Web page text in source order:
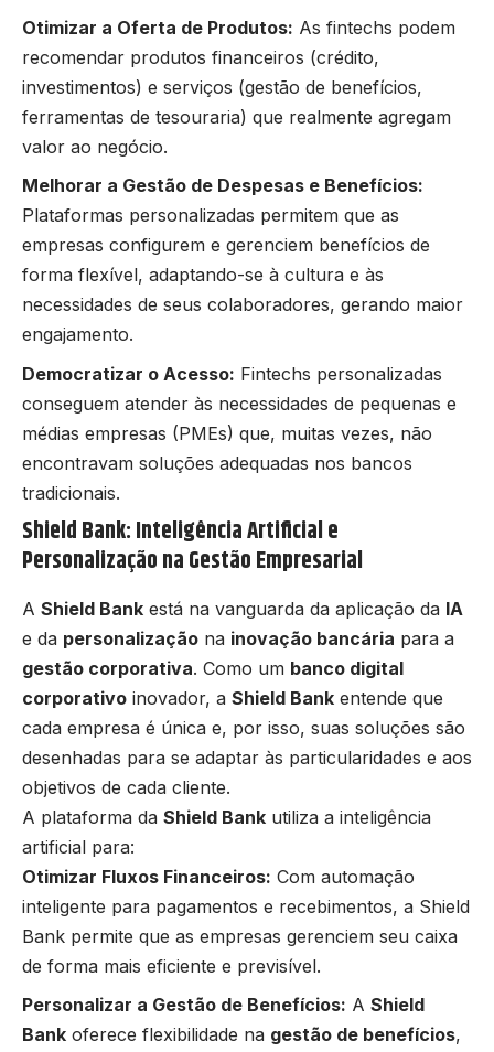
Otimizar a Oferta de Produtos: As fintechs podem
recomendar produtos financeiros (crédito,
investimentos) e serviços (gestão de benefícios,
ferramentas de tesouraria) que realmente agregam
valor ao negócio.
Melhorar a Gestão de Despesas e Benefícios:
Plataformas personalizadas permitem que as
empresas configurem e gerenciem benefícios de
forma flexível, adaptando-se à cultura e às
necessidades de seus colaboradores, gerando maior
engajamento.
Democratizar o Acesso: Fintechs personalizadas
conseguem atender às necessidades de pequenas e
médias empresas (PMEs) que, muitas vezes, não
encontravam soluções adequadas nos bancos
tradicionais.
Shield Bank: Inteligência Artificial e
Personalização na Gestão Empresarial
A Shield Bank está na vanguarda da aplicação da IA
e da personalização na inovação bancária para a
gestão corporativa. Como um banco digital
corporativo inovador, a Shield Bank entende que
cada empresa é única e, por isso, suas soluções são
desenhadas para se adaptar às particularidades e aos
objetivos de cada cliente.
A plataforma da Shield Bank utiliza a inteligência
artificial para:
Otimizar Fluxos Financeiros: Com automação
inteligente para pagamentos e recebimentos, a Shield
Bank permite que as empresas gerenciem seu caixa
de forma mais eficiente e previsível.
Personalizar a Gestão de Benefícios: A Shield
Bank oferece flexibilidade na gestão de benefícios,